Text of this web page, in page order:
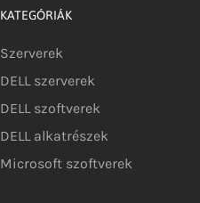
KATEGÓRIÁK
Szerverek
DELL szerverek
DELL szoftverek
DELL alkatrészek
Microsoft szoftverek